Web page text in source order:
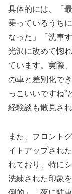
具体的には、「
乗っているうち
なった」「洗車
光沢に改めて惚
ています。実際
の車と差別化で
っこいいですね”
経験談も散見され
また、フロント
イトアップされ
れており、特に
洗練された印象